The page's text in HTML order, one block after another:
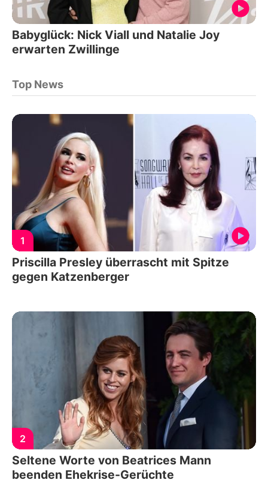
Babyglück: Nick Viall und Natalie Joy
erwarten Zwillinge
Top News
1
Priscilla Presley überrascht mit Spitze
gegen Katzenberger
2
Seltene Worte von Beatrices Mann
beenden Ehekrise-Gerüchte